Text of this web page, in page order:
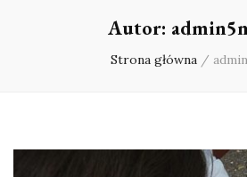
Autor:
Strona główna /